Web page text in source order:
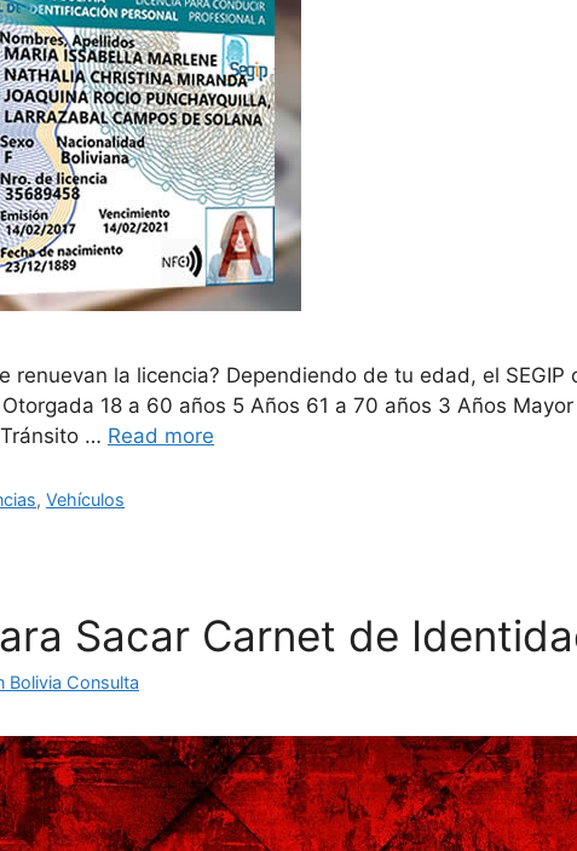
renuevan la licencia? Dependiendo de tu edad, el
18 a 60 años 5 Años 61 a 70 años 3 Años
… Read more
,Vehículos
Sacar Carnet de
Bolivia Consulta